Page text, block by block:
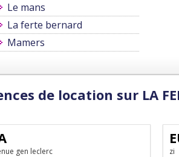
Le mans
La ferte bernard
Mamers
de location sur LA
gen leclerc zi